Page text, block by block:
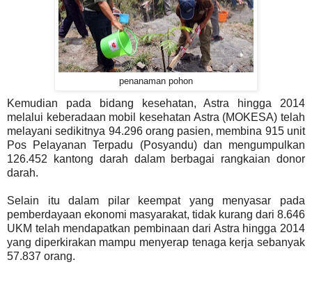
penanaman pohon
Kemudian pada bidang kesehatan, Astra hingga 2014
melalui keberadaan mobil kesehatan Astra (MOKESA) telah
melayani sedikitnya 94.296 orang pasien, membina 915 unit
Pos Pelayanan Terpadu (Posyandu) dan mengumpulkan
126.452 kantong darah dalam berbagai rangkaian donor
darah.
Selain itu dalam pilar keempat yang menyasar pada
pemberdayaan ekonomi masyarakat, tidak kurang dari 8.646
UKM telah mendapatkan pembinaan dari Astra hingga 2014
yang diperkirakan mampu menyerap tenaga kerja sebanyak
57.837 orang.